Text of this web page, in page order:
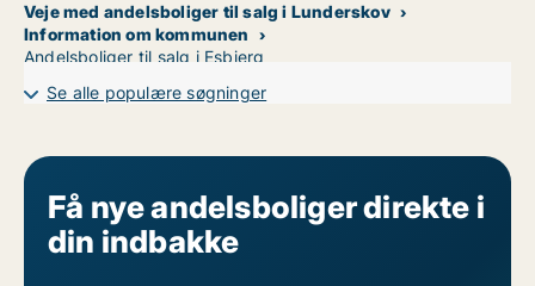
Veje med andelsboliger til salg i Lunderskov
Information om kommunen
Andelsboliger til salg i Esbjerg
Se alle populære søgninger
Få nye andelsboliger direkte i
din indbakke